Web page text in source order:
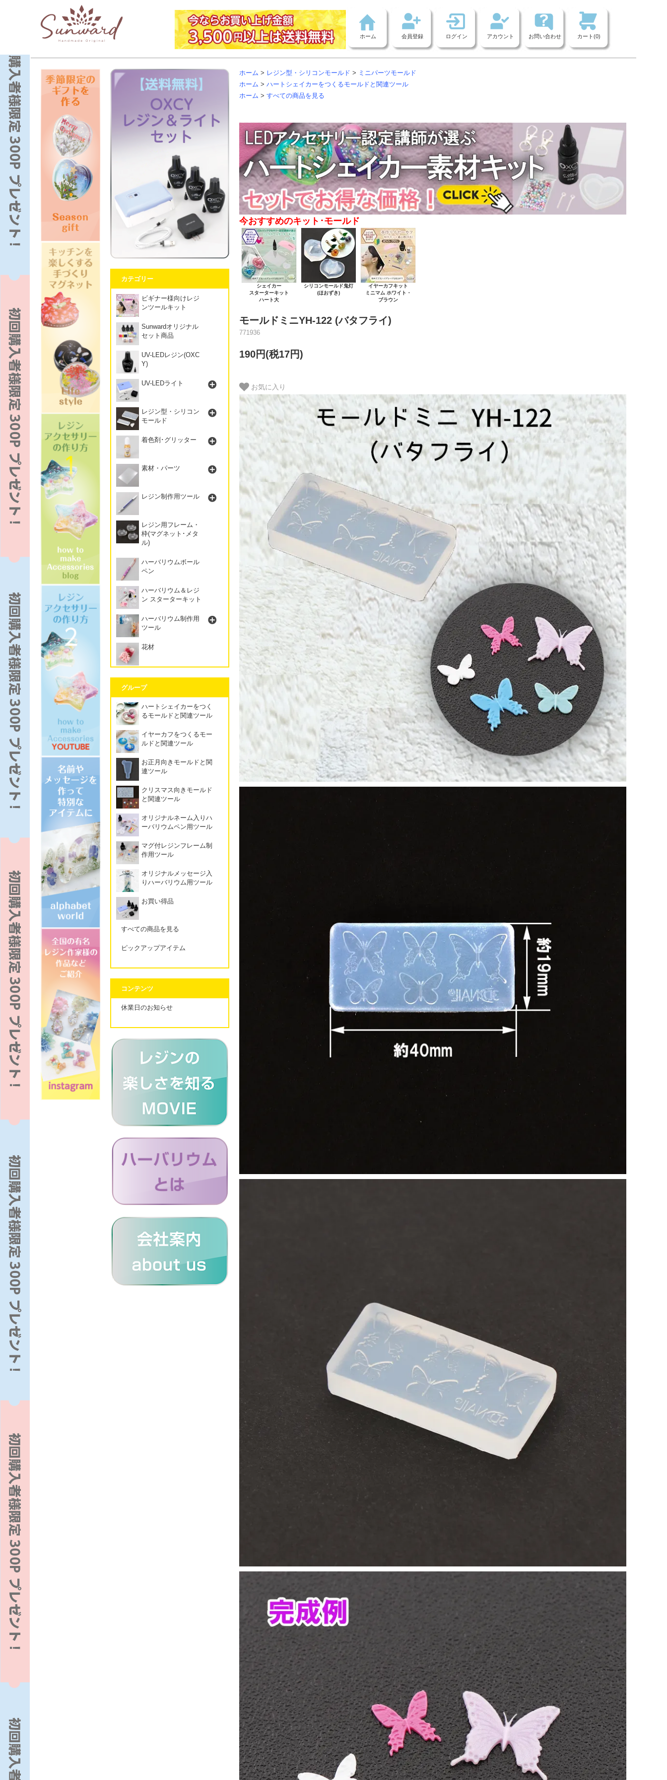
ホーム 会員登録 ログイン アカウント お問い合わせ カート(0)
ホーム > レジン型・シリコンモールド > ミニパーツモールド
ホーム > ハートシェイカーをつくるモールドと関連ツール
ホーム > すべての商品を見る
今おすすめのキット･モールド
シェイカー
スターターキット
ハート大
シリコンモールド鬼灯
(ほおずき)
イヤーカフキット
ミニマム ホワイト・
ブラウン
モールドミニYH-122 (バタフライ)
771936
190円(税17円)
お気に入り
カテゴリー
ビギナー様向けレジ
ンツールキット
Sunwardオリジナル
セット商品
UV-LEDレジン(OXC
Y)
UV-LEDライト
レジン型・シリコン
モールド
着色剤･グリッター
素材・パーツ
レジン制作用ツール
レジン用フレーム・
枠(マグネット･メタ
ル)
ハーバリウムボール
ペン
ハーバリウム＆レジ
ン スターターキット
ハーバリウム制作用
ツール
花材
グループ
ハートシェイカーをつく
るモールドと関連ツール
イヤーカフをつくるモー
ルドと関連ツール
お正月向きモールドと関
連ツール
クリスマス向きモールド
と関連ツール
オリジナルネーム入りハ
ーバリウムペン用ツール
マグ付レジンフレーム制
作用ツール
オリジナルメッセージ入
りハーバリウム用ツール
お買い得品
すべての商品を見る
ピックアップアイテム
コンテンツ
休業日のお知らせ